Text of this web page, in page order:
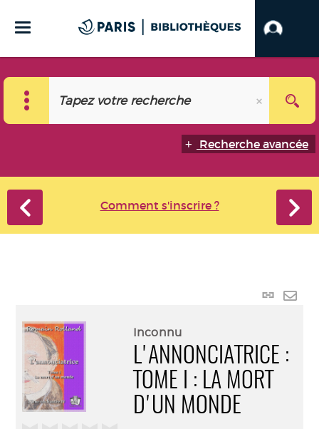
Recherche avancée
Comment s'inscrire ?
Lien
Inconnu
L'ANNONCIATRICE :
TOME I : LA MORT
D'UN MONDE